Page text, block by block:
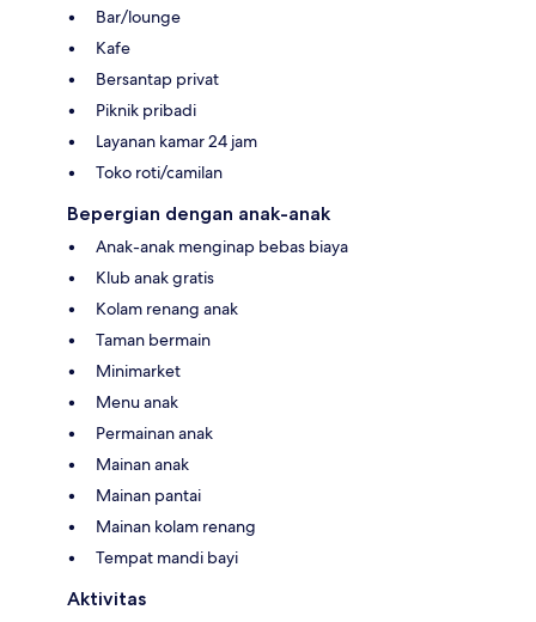
Bar/lounge
Kafe
Bersantap privat
Piknik pribadi
Layanan kamar 24 jam
Toko roti/camilan
Bepergian dengan anak-anak
Anak-anak menginap bebas biaya
Klub anak gratis
Kolam renang anak
Taman bermain
Minimarket
Menu anak
Permainan anak
Mainan anak
Mainan pantai
Mainan kolam renang
Tempat mandi bayi
Aktivitas